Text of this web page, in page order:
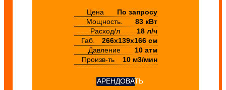
Цена
По запросу
Мощность.
83 кВт
Расход/л
18 л/ч
Габ.
266х139х166 см
Давление
10 атм
Произв-ть
10 м3/мин
АРЕНДОВАТЬ